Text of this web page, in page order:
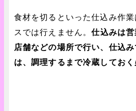
食材を切るといった仕込み作
スでは行えません。仕込みは
店舗などの場所で行い、仕込
は、調理するまで冷蔵しておく